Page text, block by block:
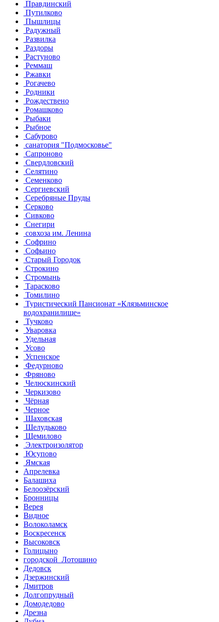
Правдинский
Путилково
Пышлицы
Радужный
Развилка
Раздоры
Растуново
Реммаш
Ржавки
Рогачево
Родники
Рождествено
Ромашково
Рыбаки
Рыбное
Сабурово
санатория "Подмосковье"
Сапроново
Свердловский
Селятино
Семенково
Сергиевский
Серебряные Пруды
Серково
Сивково
Снегири
совхоза им. Ленина
Софрино
Софьино
Старый Городок
Строкино
Стромынь
Тарасково
Томилино
Туристический Пансионат «Клязьминское
водохранилище»
Тучково
Уваровка
Удельная
Усово
Успенское
Федурново
Фряново
Челюскинский
Черкизово
Чёрная
Черное
Шаховская
Шелудьково
Щемилово
Электроизолятор
Юсупово
Ямская
Апрелевка
Балашиха
Белоозёрский
Бронницы
Верея
Видное
Волоколамск
Воскресенск
Высоковск
Голицыно
городской Лотошино
Дедовск
Дзержинский
Дмитров
Долгопрудный
Домодедово
Дрезна